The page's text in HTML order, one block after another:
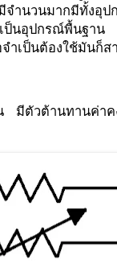
จำนวนมากมีทั้งอุ
ป็นอุปกรณ์พื้นฐา
ำเป็นต้องใช้มันก็
ตัวต้านทานค่าค